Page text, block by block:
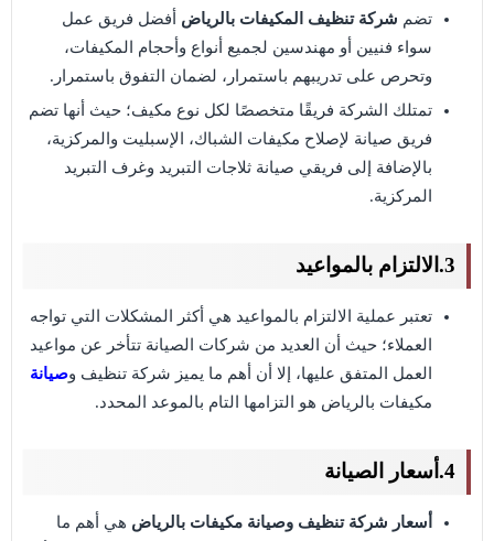
تضم شركة تنظيف المكيفات بالرياض أفضل فريق عمل
سواء فنيين أو مهندسين لجميع أنواع وأحجام المكيفات،
وتحرص على تدريبهم باستمرار، لضمان التفوق باستمرار.
تمتلك الشركة فريقًا متخصصًا لكل نوع مكيف؛ حيث أنها تضم
فريق صيانة لإصلاح مكيفات الشباك، الإسبليت والمركزية،
بالإضافة إلى فريقي صيانة ثلاجات التبريد وغرف التبريد
المركزية.
3.الالتزام بالمواعيد
تعتبر عملية الالتزام بالمواعيد هي أكثر المشكلات التي تواجه
العملاء؛ حيث أن العديد من شركات الصيانة تتأخر عن مواعيد
العمل المتفق عليها، إلا أن أهم ما يميز شركة تنظيف وصيانة
مكيفات بالرياض هو التزامها التام بالموعد المحدد.
4.أسعار الصيانة
أسعار شركة تنظيف وصيانة مكيفات بالرياض هي أهم ما